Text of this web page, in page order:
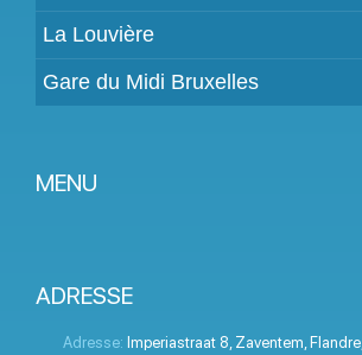
La Louvière
Gare du Midi Bruxelles
MENU
Tarifs
Espace Client
ADRESSE
Adresse: Imperiastraat 8 Zaventem Flandre,